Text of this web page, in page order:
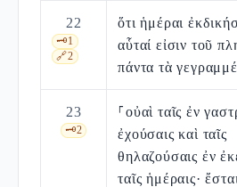
22
🗝️1
🔗2
ὅτι ἡμέραι
αὗταί εἰσιν τοῦ
πάντα τὰ
23
🗝️2
⸀οὐαὶ ταῖς ἐν
ἐχούσαις καὶ ταῖς
θηλαζούσαις ἐν
ταῖς ἡμέραις·